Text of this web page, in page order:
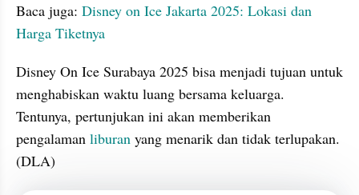
Baca juga: Disney on Ice Jakarta 2025: Lokasi dan
Harga Tiketnya
Disney On Ice Surabaya 2025 bisa menjadi tujuan untuk
menghabiskan waktu luang bersama keluarga.
Tentunya, pertunjukan ini akan memberikan
pengalaman liburan yang menarik dan tidak terlupakan.
(DLA)